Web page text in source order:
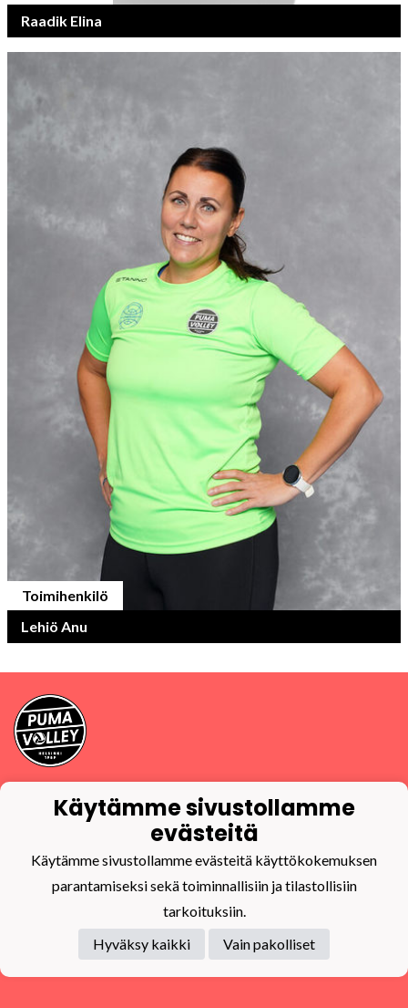
Raadik Elina
Toimihenkilö
Lehiö Anu
Tietosuojaseloste
Y-tunnus
0832270-9
puma@puma-volley.fi
Linkki muihin yhteystietoihin
PuMa-Webmail
Käytämme sivustollamme
evästeitä
Käytämme sivustollamme evästeitä käyttökokemuksen
parantamiseksi sekä toiminnallisiin ja tilastollisiin
tarkoituksiin.
Hyväksy kaikki
Vain pakolliset